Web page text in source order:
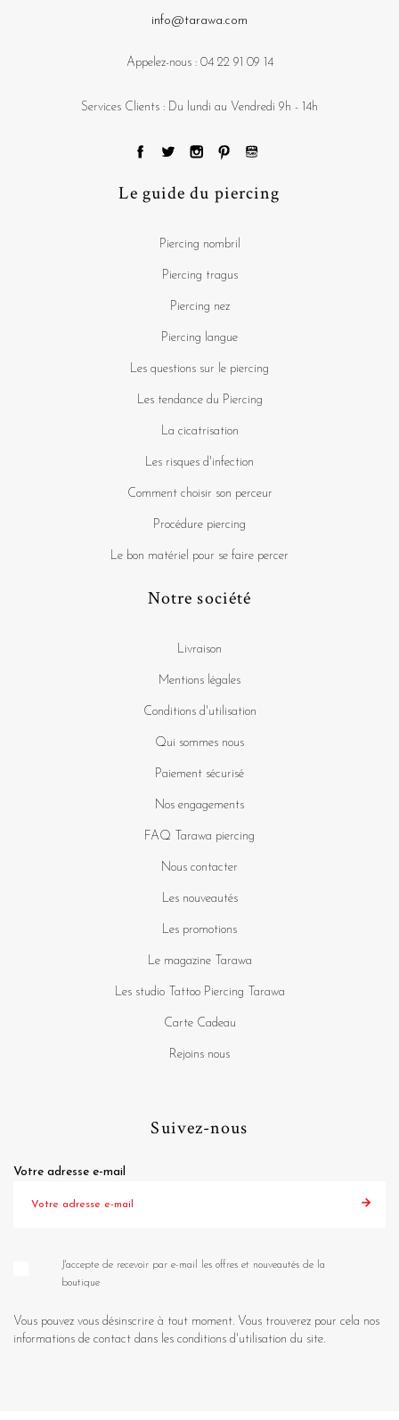
info@tarawa.com
Appelez-nous : 04 22 91 09 14
Services Clients : Du lundi au Vendredi 9h - 14h
Le guide du piercing
Piercing nombril
Piercing tragus
Piercing nez
Piercing langue
Les questions sur le piercing
Les tendance du Piercing
La cicatrisation
Les risques d'infection
Comment choisir son perceur
Procédure piercing
Le bon matériel pour se faire percer
Notre société
Livraison
Mentions légales
Conditions d'utilisation
Qui sommes nous
Paiement sécurisé
Nos engagements
FAQ Tarawa piercing
Nous contacter
Les nouveautés
Les promotions
Le magazine Tarawa
Les studio Tattoo Piercing Tarawa
Carte Cadeau
Rejoins nous
Suivez-nous
Votre adresse e-mail
J'accepte de recevoir par e-mail les offres et nouveautés de la
boutique
Vous pouvez vous désinscrire à tout moment. Vous trouverez pour cela nos
informations de contact dans les conditions d'utilisation du site.